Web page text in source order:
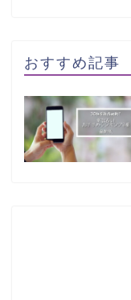
おすすめ記事